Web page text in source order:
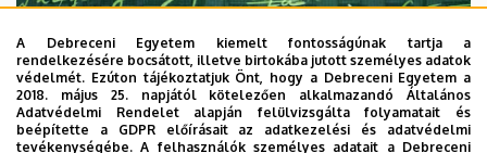
2026. augusztus 7.
A Debreceni Egyetem kiemelt fontosságúnak tartja a
rendelkezésére bocsátott, illetve birtokába jutott személyes adatok
védelmét. Ezúton tájékoztatjuk Önt, hogy a Debreceni Egyetem a
2018. május 25. napjától kötelezően alkalmazandó Általános
Adatvédelmi Rendelet alapján felülvizsgálta folyamatait és
beépítette a GDPR előírásait az adatkezelési és adatvédelmi
tevékenységébe. A felhasználók személyes adatait a Debreceni